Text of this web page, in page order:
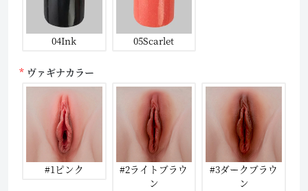
04Ink 05Scarlet
ヴァギナカラー
#1ピンク
#2ライトブラウ
ン
#3ダークブラウ
ン